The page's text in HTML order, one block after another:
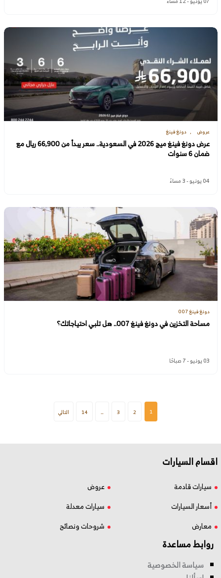
عروض دونغ فينغ
عرض دونغ فينغ ميج 2026 في السعودية.. سعر يبدأ من 66,900 ريال مع
ضمان 6 سنوات
04 يونيو - 3 مساءً
دونغ فينغ 007
مساحة التخزين في دونغ فينغ 007.. هل تلبي احتياجاتك؟
03 يونيو - 7 صباحًا
1
2
3
…
14 التالي
اقسام السيارات
سيارات قادمة
عروض
أسعار السيارات
سيارات معدلة
معارض
شروحات ونصائح
روابط مساعدة
سياسة الخصوصية